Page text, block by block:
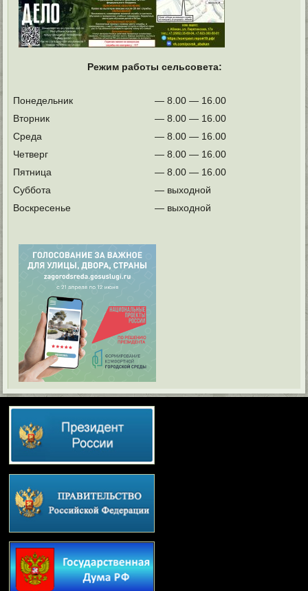
Режим работы сельсовета:
Понедельник
— 8.00 — 16.00
Вторник
— 8.00 — 16.00
Среда
— 8.00 — 16.00
Четверг
— 8.00 — 16.00
Пятница
— 8.00 — 16.00
Суббота
— выходной
Воскресенье
— выходной